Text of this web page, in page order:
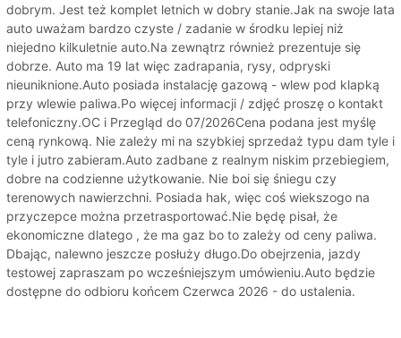
dobrym. Jest też komplet letnich w dobry stanie.Jak na swoje lata
auto uważam bardzo czyste / zadanie w środku lepiej niż
niejedno kilkuletnie auto.Na zewnątrz również prezentuje się
dobrze. Auto ma 19 lat więc zadrapania, rysy, odpryski
nieuniknione.Auto posiada instalację gazową - wlew pod klapką
przy wlewie paliwa.Po więcej informacji / zdjęć proszę o kontakt
telefoniczny.OC i Przegląd do 07/2026Cena podana jest myślę
ceną rynkową. Nie zależy mi na szybkiej sprzedaż typu dam tyle i
tyle i jutro zabieram.Auto zadbane z realnym niskim przebiegiem,
dobre na codzienne użytkowanie. Nie boi się śniegu czy
terenowych nawierzchni. Posiada hak, więc coś wiekszogo na
przyczepce można przetrasportować.Nie będę pisał, że
ekonomiczne dlatego , że ma gaz bo to zależy od ceny paliwa.
Dbając, nalewno jeszcze posłuży długo.Do obejrzenia, jazdy
testowej zapraszam po wcześniejszym umówieniu.Auto będzie
dostępne do odbioru końcem Czerwca 2026 - do ustalenia.